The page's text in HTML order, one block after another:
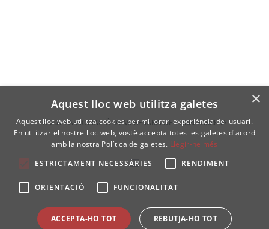
© 2019 ASSOCIACIÓ D’EMPRESARIS DE TORREFARRERA
Email
×
Aquest lloc web utilitza galetes
Aquest lloc web utilitza cookies per millorar lexperiència de lusuari.
En utilitzar el nostre lloc web, vostè accepta totes les galetes d'acord
amb la nostra Política de galetes. Llegir-ne més
ESTRICTAMENT NECESSÀRIES
RENDIMENT
ORIENTACIÓ FUNCIONALITAT
ACCEPTA-HO TOT REBUTJA-HO TOT